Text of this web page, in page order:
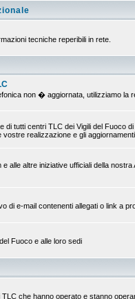
tecniche reperibili in rete.
non � aggiornata, utilizziamo la
di tutti centri TLC dei Vigili del Fuoco
realizzazione e gli
alle altre iniziative ufficiali della
di e-mail contenenti allegati o link a
Fuoco e alle loro sedi
che hanno operato e stanno